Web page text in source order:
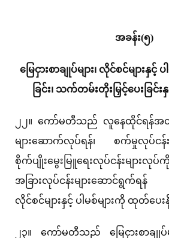
အခန်း(၅)
မြေငှားစာချုပ်များ၊ လိုင်စင်များနှ
ခြင်း၊ သက်တမ်းတိုးမြှင့်ပေးခြင်း
၂၂။ ကော်မတီသည် လူနေထိုင်ရ
များဆောက်လုပ်ရန်၊ စက်မှုလုပ်ငန်
စိုက်ပျိုးမွေးမြူရေးလုပ်ငန်းမျ
အခြားလုပ်ငန်းများဆောင်ရွက်ရန် မ
လိုင်စင်များနှင့် ပါမစ်များကို ထုတ်ပေ
၂၃။ ကော်မတီသည် မြေငှားစာချုပ်မ